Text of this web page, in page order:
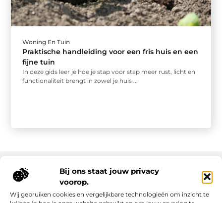
Bij ons staat jouw privacy
voorop.
Wij gebruiken cookies en vergelijkbare technologieën om inzicht te
Woning En Tuin
Praktische handleiding voor een fris huis en een
fijne tuin
In deze gids leer je hoe je stap voor stap meer rust, licht en
functionaliteit brengt in zowel je huis ...
Onze informatie